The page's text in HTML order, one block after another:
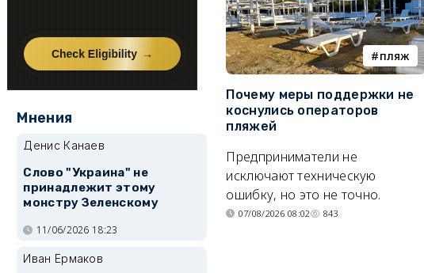
пляж
Почему меры поддержки не
коснулись операторов
пляжей
Предприниматели не
исключают техническую
ошибку, но это не точно.
07/08/2026 08:02 843
Мнения
Денис Канаев
Слово "Украина" не
принадлежит этому
монстру Зеленскому
11/06/2026 18:23
Иван Ермаков